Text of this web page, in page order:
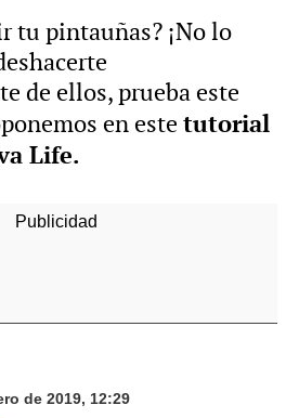
tu pintauñas? ¡No lo
de ellos, prueba este
en este tutorial
Life.
de 2019, 12:29